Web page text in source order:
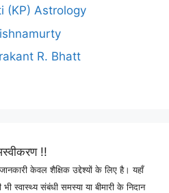
(KP) Astrology
R. Bhatt
!!
केवल शैक्षिक उद्देश्यों के लिए है। यहाँ
स्वास्थ्य संबंधी समस्या या बीमारी के निदान